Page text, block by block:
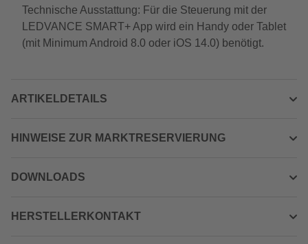
Technische Ausstattung: Für die Steuerung mit der
LEDVANCE SMART+ App wird ein Handy oder Tablet
(mit Minimum Android 8.0 oder iOS 14.0) benötigt.
ARTIKELDETAILS
HINWEISE ZUR MARKTRESERVIERUNG
DOWNLOADS
HERSTELLERKONTAKT